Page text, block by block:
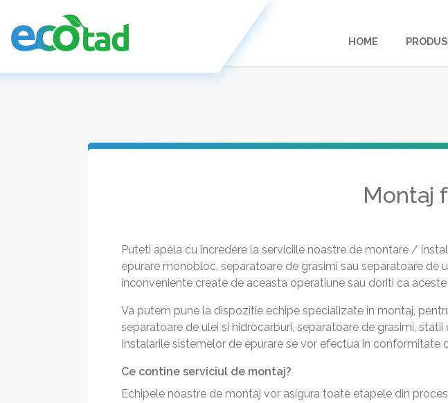
HOME
Montaj
Puteti apela cu incredere la serviciile noastre de montare /
epurare monobloc, separatoare de grasimi sau separatoare de
inconveniente create de aceasta operatiune sau doriti ca
Va putem pune la dispozitie echipe specializate in montaj,
separatoare de ulei si hidrocarburi, separatoare de grasimi,
Instalarile sistemelor de epurare se vor efectua in
Ce contine serviciul de montaj?
Echipele noastre de montaj vor asigura toate etapele din